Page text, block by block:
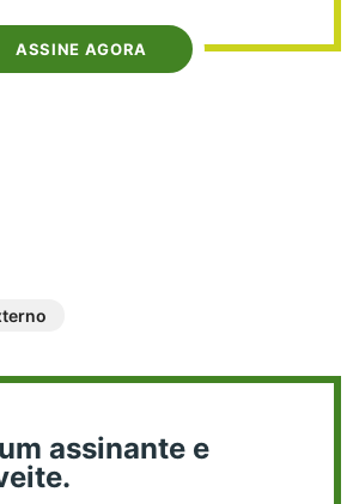
ASSINE AGORA
assinante e